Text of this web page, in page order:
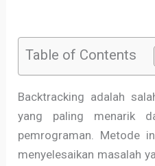
Table of Contents
Backtracking adalah
yang paling menarik
pemrograman. Metode
menyelesaikan masalah